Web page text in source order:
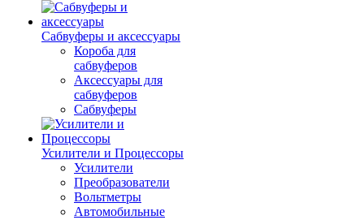
Сабвуферы и аксессуары
Короба для
сабвуферов
Аксессуары для
сабвуферов
Сабвуферы
Усилители и Процессоры
Усилители
Преобразователи
Вольтметры
Автомобильные